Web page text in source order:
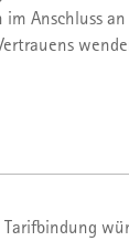
im Anschluss
Tarifbindung